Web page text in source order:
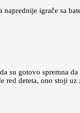
naprednije igrače sa
su gotovo spremna
red deteta, ono stoji